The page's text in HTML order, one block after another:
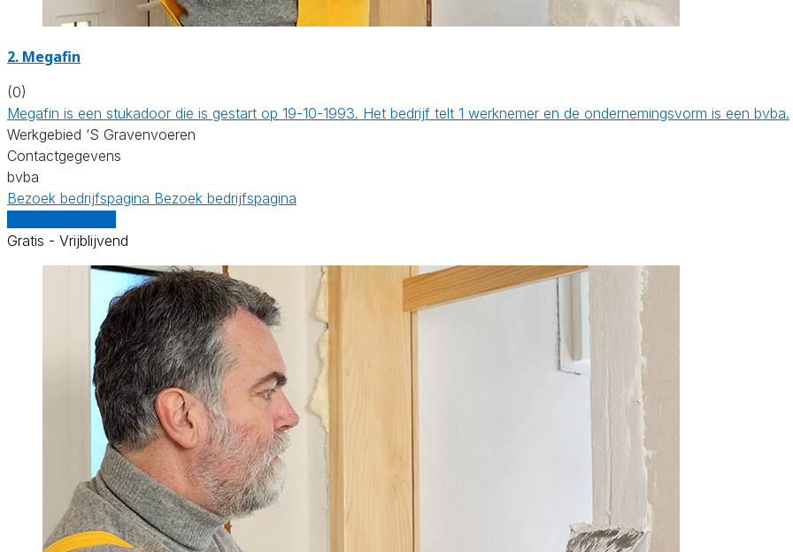
2. Megafin
(0)
Megafin is een stukadoor die is gestart op 19-10-1993. Het bedrijf telt 1 werknemer en de ondernemingsvorm is een bvba.
Werkgebied ‘S Gravenvoeren
Contactgegevens
bvba
Bezoek bedrijfspagina Bezoek bedrijfspagina
Gratis - Vrijblijvend